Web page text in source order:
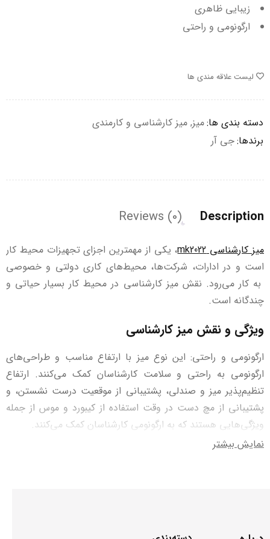
زیبایی ظاهری
ارگونومی و راحتی
لیست علاقه مندی ها
دسته بندی ها:میز, میز کارشناسی و کارمندی
برندها:جی آر
Description
Reviews (0)
میز کارشناسی mk2022
، یکی از مهمترین اجزای تجهیزات محیط کار
است و در ادارات، شرکت‌ها، محیط‌های کاری دولتی و خصوصی
به کار می‌رود. نقش میز کارشناسی در محیط کار بسیار حیاتی و
چندگانه است.
ویژگی و نقش میز کارشناسی
ارگونومی و راحتی: این نوع میز با ارتفاع مناسب و طراحی‌های
ارگونومی به راحتی و سلامت کارشناسان کمک می‌کنند. ارتفاع
تنظیم‌پذیر میز و صندلی، پشتیبانی از موقعیت درست نشستن، و
پشتیبانی از مچ دست در وقت استفاده از کیبورد و موس از جمله
ویژگی‌هایی هستند که به ارگونومی کارشناسان کمک می‌کنند.
مکان مرکزی کار:
سازماندهی فضای کاری: میز کارشناسی به سازماندهی و بهبود
نمایش بیشتر